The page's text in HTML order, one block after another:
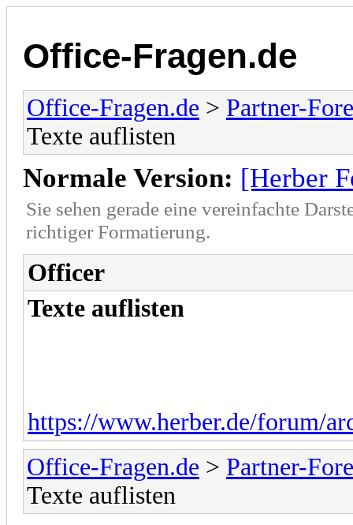
Office-Fragen.de
Office-Fragen.de > Partner-
Texte auflisten
Normale Version: [Herber
Sie sehen gerade eine vereinfachte
richtiger Formatierung.
Officer
Texte auflisten
https://www.herber.de/forum/
Office-Fragen.de > Partner-
Texte auflisten